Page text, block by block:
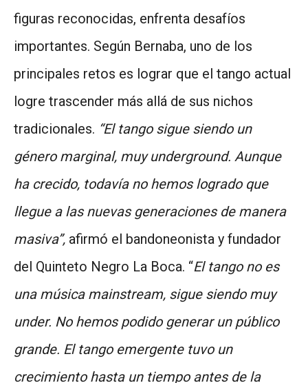
figuras reconocidas, enfrenta desafíos
importantes. Según Bernaba, uno de los
principales retos es lograr que el tango actual
logre trascender más allá de sus nichos
tradicionales. “El tango sigue siendo un
género marginal, muy underground. Aunque
ha crecido, todavía no hemos logrado que
llegue a las nuevas generaciones de manera
masiva”, afirmó el bandoneonista y fundador
del Quinteto Negro La Boca. “El tango no es
una música mainstream, sigue siendo muy
under. No hemos podido generar un público
grande. El tango emergente tuvo un
crecimiento hasta un tiempo antes de la